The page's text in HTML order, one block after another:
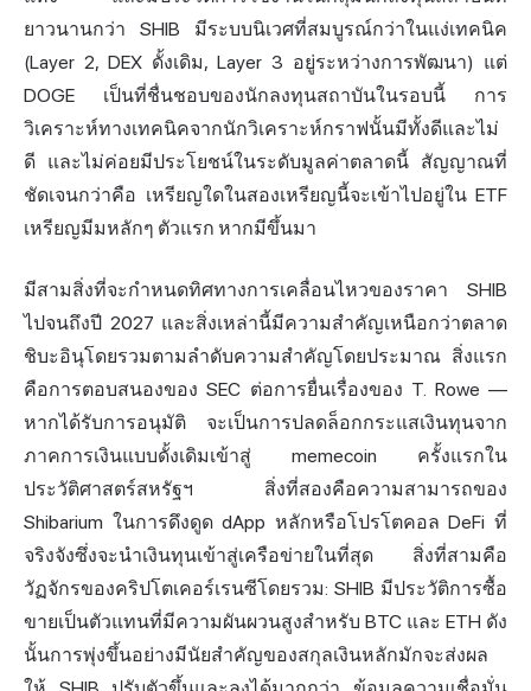
ยาวนานกว่า SHIB มีระบบนิเวศที่สมบูรณ์กว่าในแง่เทคนิค
(Layer 2, DEX ดั้งเดิม, Layer 3 อยู่ระหว่างการพัฒนา) แต่
DOGE เป็นที่ชื่นชอบของนักลงทุนสถาบันในรอบนี้ การ
วิเคราะห์ทางเทคนิคจากนักวิเคราะห์กราฟนั้นมีทั้งดีและไม่
ดี และไม่ค่อยมีประโยชน์ในระดับมูลค่าตลาดนี้ สัญญาณที่
ชัดเจนกว่าคือ เหรียญใดในสองเหรียญนี้จะเข้าไปอยู่ใน ETF
เหรียญมีมหลักๆ ตัวแรก หากมีขึ้นมา
มีสามสิ่งที่จะกำหนดทิศทางการเคลื่อนไหวของราคา SHIB
ไปจนถึงปี 2027 และสิ่งเหล่านี้มีความสำคัญเหนือกว่าตลาด
ชิบะอินุโดยรวมตามลำดับความสำคัญโดยประมาณ สิ่งแรก
คือการตอบสนองของ SEC ต่อการยื่นเรื่องของ T. Rowe —
หากได้รับการอนุมัติ จะเป็นการปลดล็อกกระแสเงินทุนจาก
ภาคการเงินแบบดั้งเดิมเข้าสู่ memecoin ครั้งแรกใน
ประวัติศาสตร์สหรัฐฯ สิ่งที่สองคือความสามารถของ
Shibarium ในการดึงดูด dApp หลักหรือโปรโตคอล DeFi ที่
จริงจังซึ่งจะนำเงินทุนเข้าสู่เครือข่ายในที่สุด สิ่งที่สามคือ
วัฏจักรของคริปโตเคอร์เรนซีโดยรวม: SHIB มีประวัติการซื้อ
ขายเป็นตัวแทนที่มีความผันผวนสูงสำหรับ BTC และ ETH ดัง
นั้นการพุ่งขึ้นอย่างมีนัยสำคัญของสกุลเงินหลักมักจะส่งผล